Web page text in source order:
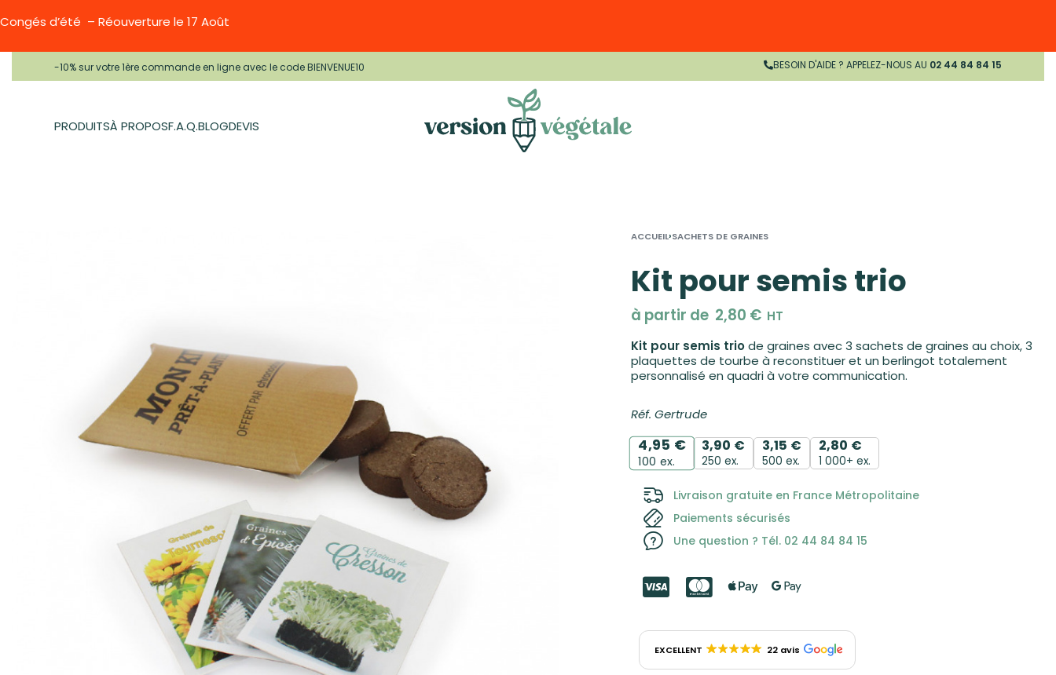
Congés d’été – Réouverture le 17 Août
-10% sur votre 1ère commande en ligne avec le code BIENVENUE10 BESOIN D'AIDE ? APPELEZ-NOUS AU 02 44 84 84 15
PRODUITSÀ PROPOSF.A.Q.BLOGDEVIS
ACCUEIL›SACHETS DE GRAINES
Kit pour semis trio
à partir de 2,80 € HT
Kit pour semis triode graines avec 3 sachets de graines au choix, 3
plaquettes de tourbe à reconstituer et un berlingot totalement
personnalisé en quadri à votre communication.
Réf. Gertrude
4,95 €
100 ex.
3,90 €
250 ex.
3,15 €
500 ex.
2,80 €
1 000+ ex.
Livraison gratuite en France Métropolitaine
Paiements sécurisés
Une question ? Tél. 02 44 84 84 15
EXCELLENT 22 avis